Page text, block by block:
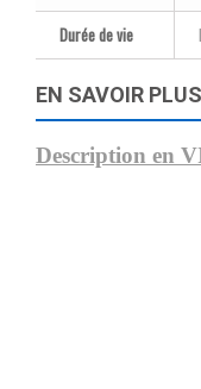
Durée de vie
EN SAVOIR PLUS
Description en